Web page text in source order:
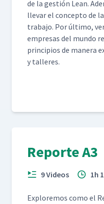
de la gestión Lean.
lle­var el con­cep­to de
tra­ba­jo. Por últi­mo,
empre­sas del mun­do
prin­ci­p­ios de man­era
y talleres.
Reporte A3
9 Videos 1h
Explore­mos como el